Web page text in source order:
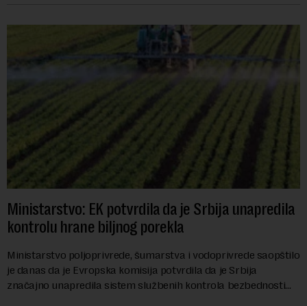
Ministarstvo: EK potvrdila da je Srbija unapredila
kontrolu hrane biljnog porekla
Ministarstvo poljoprivrede, šumarstva i vodoprivrede saopštilo
je danas da je Evropska komisija potvrdila da je Srbija
značajno unapredila sistem službenih kontrola bezbednosti